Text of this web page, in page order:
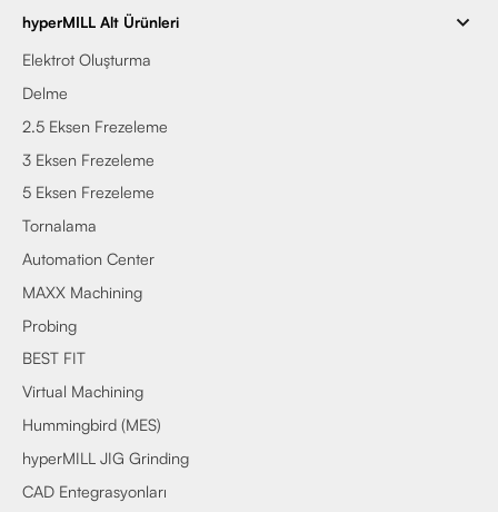
hyperMILL Alt Ürünleri
Elektrot Oluşturma
Delme
2.5 Eksen Frezeleme
3 Eksen Frezeleme
5 Eksen Frezeleme
Tornalama
Automation Center
MAXX Machining
Probing
BEST FIT
Virtual Machining
Hummingbird (MES)
hyperMILL JIG Grinding
CAD Entegrasyonları